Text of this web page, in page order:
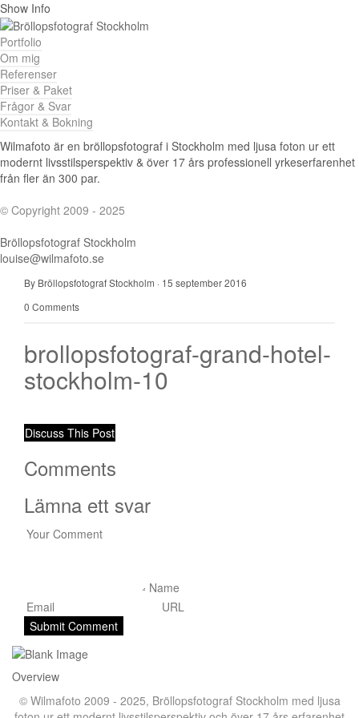
Show Info
Portfolio
Om mig
Referenser
Priser & Paket
Frågor & Svar
Kontakt & Bokning
Wilmafoto är en bröllopsfotograf i Stockholm med ljusa foton ur ett
modernt livsstilsperspektiv & över 17 års professionell yrkeserfarenhet
från fler än 300 par.
© Copyright 2009 - 2025
Bröllopsfotograf Stockholm
louise@wilmafoto.se
By Bröllopsfotograf Stockholm · 15 september 2016
0 Comments
brollopsfotograf-grand-hotel-
stockholm-10
Discuss This Post
Comments
Lämna ett svar
Overview
© Wilmafoto 2009 - 2025, Bröllopsfotograf Stockholm med ljusa